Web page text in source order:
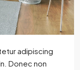
adipiscing
Donec non